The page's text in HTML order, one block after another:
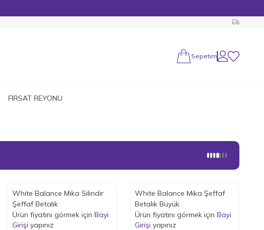
SepetimHesabım
Favorilerim
FIRSAT REYONU
White Balance Mika Silindir
Şeffaf Betalık
Ürün fiyatını görmek için Bayi
Girişi yapınız
White Balance Mika Şeffaf
Betalık Büyük
Ürün fiyatını görmek için Bayi
Girişi yapınız